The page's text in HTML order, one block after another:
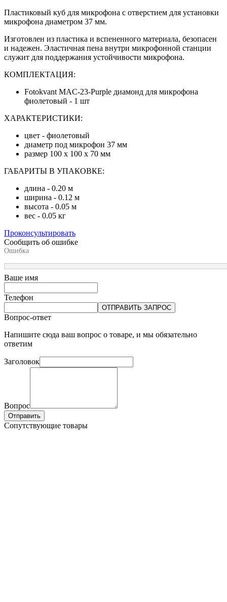
Пластиковый куб для микрофона с отверстием для установки
микрофона диаметром 37 мм.
Изготовлен из пластика и вспененного материала, безопасен
и надежен. Эластичная пена внутри микрофонной станции
служит для поддержания устойчивости микрофона.
КОМПЛЕКТАЦИЯ:
Fotokvant MAC-23-Purple диамонд для микрофона
фиолетовый - 1 шт
ХАРАКТЕРИСТИКИ:
цвет - фиолетовый
диаметр под микрофон 37 мм
размер 100 х 100 х 70 мм
ГАБАРИТЫ В УПАКОВКЕ:
длина - 0.20 м
ширина - 0.12 м
высота - 0.05 м
вес - 0.05 кг
Проконсультировать
Сообщить об ошибке
Ошибка
Ваше имя
Телефон
ОТПРАВИТЬ ЗАПРОС
Вопрос-ответ
Напишите сюда ваш вопрос о товаре, и мы обязательно
ответим
Заголовок
Вопрос
Отправить
Сопутствующие товары